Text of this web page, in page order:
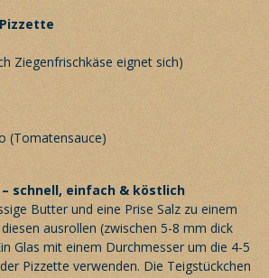
Ziegenfrischkäse eignet sich)
(Tomatensauce)
– schnell, einfach & köstlich
Butter und eine Prise Salz zu einem
ausrollen (zwischen 5-8 mm dick
Glas mit einem Durchmesser um die 4-5
Pizzette verwenden. Die Teigstückchen